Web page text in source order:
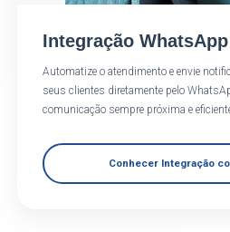
Integração WhatsApp
Automatize o atendimento e envie
seus clientes diretamente pelo
comunicação sempre próxima e
Conhecer Integração